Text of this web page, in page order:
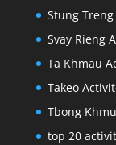
Stung
Svay Rieng
Ta Khmau
Takeo
Tbong
top 20